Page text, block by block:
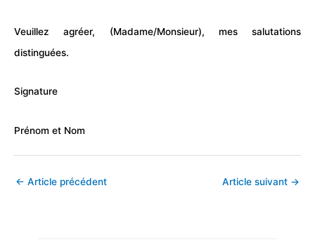
Veuillez agréer, (Madame/Monsieur), mes salutations
distinguées.
Signature
Prénom et Nom
← Article précédent Article suivant →